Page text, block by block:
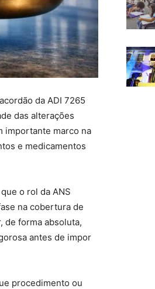
da ADI 7265
das alterações
importante marco na
e medicamentos
o rol da ANS
na cobertura de
de forma absoluta,
antes de impor
procedimento ou